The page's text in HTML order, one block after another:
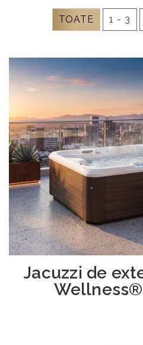
TOATE 1 - 3
Jacuzzi de
Wellness®